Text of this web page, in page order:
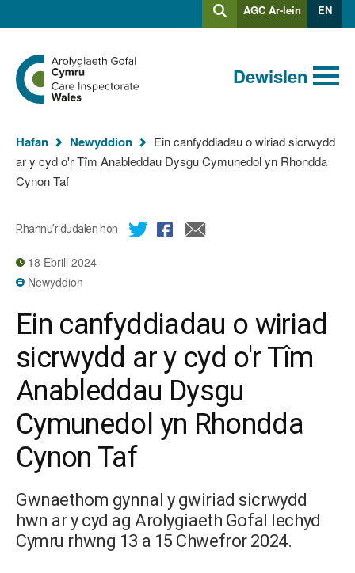
ChwilioMewngofnodi
i
AGC Ar-lein EN
Chwiliad
allweddeiriau
cyflawn
Chwilio
Ewch
i
hafan
Arolygiaeth
Cymru
Dewislen
Rydych
chi
yma:
Hafan Newyddion
Ein canfyddiadau o wiriad sicrwydd
ar y cyd o'r Tîm Anableddau Dysgu Cymunedol yn Rhondda
Cynon Taf
Rhannu’r dudalen hon
18 Ebrill 2024
Newyddion
Ein canfyddiadau o wiriad
sicrwydd ar y cyd o'r Tîm
Anableddau Dysgu
Cymunedol yn Rhondda
Cynon Taf
Gwnaethom gynnal y gwiriad sicrwydd
hwn ar y cyd ag Arolygiaeth Gofal Iechyd
Cymru rhwng 13 a 15 Chwefror 2024.